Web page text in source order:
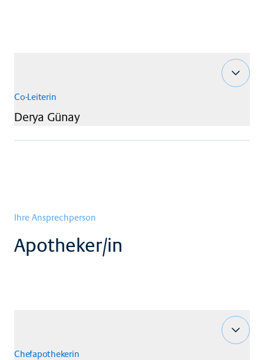
Co-Leiterin
Derya Günay
Ihre Ansprechperson
Apotheker/in
Chefapothekerin